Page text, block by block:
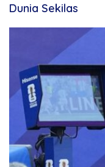
Dunia Sekilas